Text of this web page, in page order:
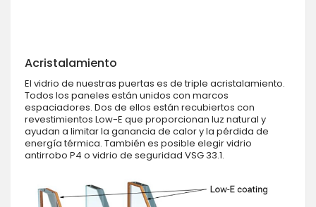
Acristalamiento
El vidrio de nuestras puertas es de triple acristalamiento.
Todos los paneles están unidos con marcos
espaciadores. Dos de ellos están recubiertos con
revestimientos Low-E que proporcionan luz natural y
ayudan a limitar la ganancia de calor y la pérdida de
energía térmica. También es posible elegir vidrio
antirrobo P4 o vidrio de seguridad VSG 33.1.